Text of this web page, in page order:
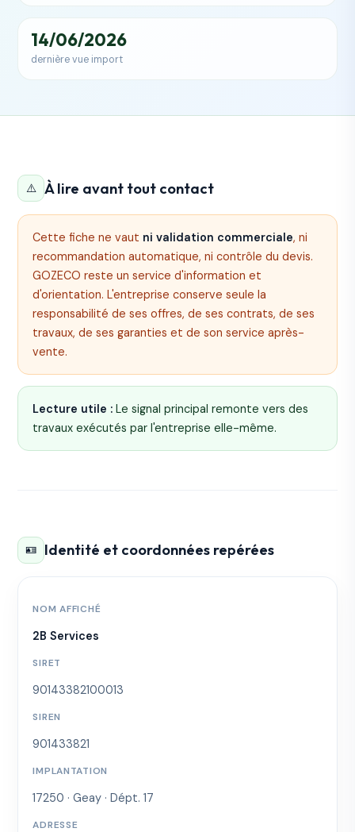
14/06/2026
dernière vue import
⚠️ À lire avant tout contact
Cette fiche ne vaut ni validation commerciale, ni
recommandation automatique, ni contrôle du devis.
GOZECO reste un service d'information et
d'orientation. L'entreprise conserve seule la
responsabilité de ses offres, de ses contrats, de ses
travaux, de ses garanties et de son service après-
vente.
Lecture utile : Le signal principal remonte vers des
travaux exécutés par l'entreprise elle-même.
🪪 Identité et coordonnées repérées
NOM AFFICHÉ
2B Services
SIRET
90143382100013
SIREN
901433821
IMPLANTATION
17250 · Geay · Dépt. 17
ADRESSE